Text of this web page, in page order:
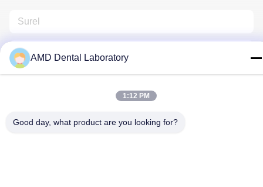
Hubungi Kami
AMD Dental Laboratory
1:12 PM
Good day, what product are you looking for?